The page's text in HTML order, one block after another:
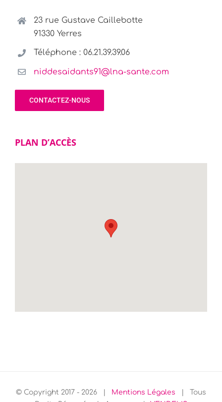
23 rue Gustave Caillebotte
91330 Yerres
Téléphone : 06.21.39.39.06
niddesaidants91@lna-sante.com
CONTACTEZ-NOUS
PLAN D’ACCÈS
© Copyright 2017 - 2026 | Mentions Légales | Tous